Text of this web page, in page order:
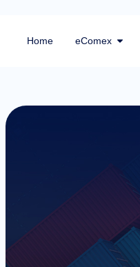
Home eComex